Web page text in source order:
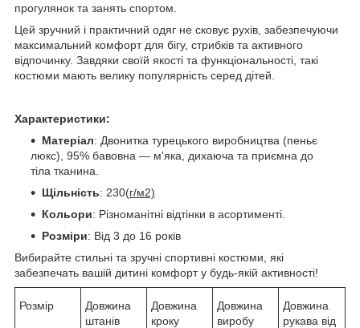
прогулянок та занять спортом.
Цей зручний і практичний одяг не сковує рухів, забезпечуючи
максимальний комфорт для бігу, стрибків та активного
відпочинку. Завдяки своїй якості та функціональності, такі
костюми мають велику популярність серед дітей.
Характеристики:
Матеріал: Двонитка турецького виробництва (пеньє
люкс), 95% бавовна — м'яка, дихаюча та приємна до
тіла тканина.
Щільність: 230(г/м2)
Кольори: Різноманітні відтінки в асортименті.
Розміри: Від 3 до 16 років
Вибирайте стильні та зручні спортивні костюми, які
забезпечать вашій дитині комфорт у будь-якій активності!
Розмір
Довжина
штанів
Довжина
кроку
Довжина
виробу
Довжина
рукава від